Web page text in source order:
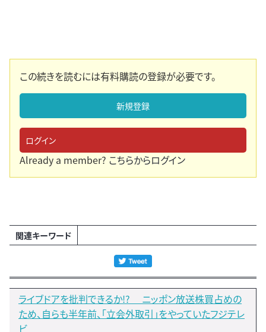
この続きを読むには有料購読の登録が必要です。
新規登録
ログイン
Already a member? こちらからログイン
関連キーワード
ライブドアを批判できるか!? ニッポン放送株買占めの
ため、自らも半年前、「立会外取引」をやっていたフジテレ
ビ